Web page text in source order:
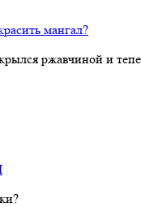
мангал?
ржавчиной и